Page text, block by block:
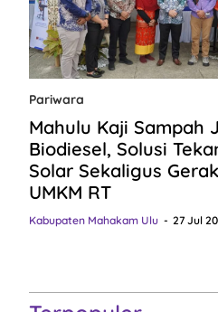
Pariwara
Mahulu Kaji Sampah
Biodiesel, Solusi
Solar Sekaligus
UMKM RT
Kabupaten Mahakam Ulu 27 Jul